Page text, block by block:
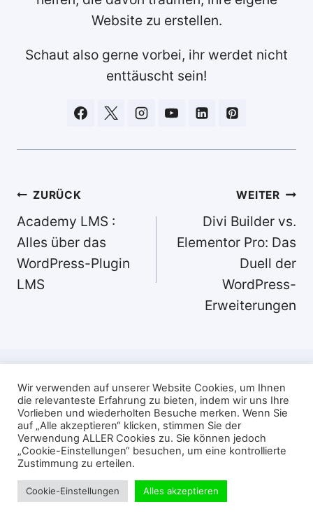
Website zu erstellen.
Schaut also gerne vorbei, ihr werdet nicht
enttäuscht sein!
Beitragsnavigation
ZURÜCK
Academy LMS :
Alles über das
WordPress-Plugin
LMS
WEITER
Divi Builder vs.
Elementor Pro: Das
Duell der
WordPress-
Erweiterungen
Ähnliche Beiträge
Wir verwenden auf unserer Website Cookies, um Ihnen
die relevanteste Erfahrung zu bieten, indem wir uns Ihre
Vorlieben und wiederholten Besuche merken. Wenn Sie
auf „Alle akzeptieren“ klicken, stimmen Sie der
Verwendung ALLER Cookies zu. Sie können jedoch
„Cookie-Einstellungen“ besuchen, um eine kontrollierte
Zustimmung zu erteilen.
Cookie-Einstellungen Alles akzeptieren